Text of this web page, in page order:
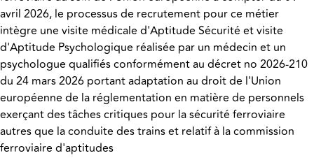
avril 2026, le processus de recrutement pour ce métier
intègre une visite médicale d'Aptitude Sécurité et visite
d'Aptitude Psychologique réalisée par un médecin et un
psychologue qualifiés conformément au décret no 2026-210
du 24 mars 2026 portant adaptation au droit de l'Union
européenne de la réglementation en matière de personnels
exerçant des tâches critiques pour la sécurité ferroviaire
autres que la conduite des trains et relatif à la commission
ferroviaire d'aptitudes